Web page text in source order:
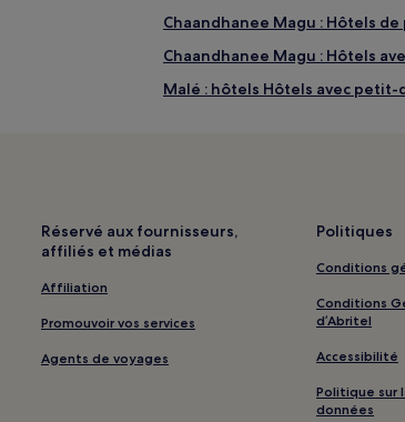
Chaandhanee Magu : Hôtels
Chaandhanee Magu : Hôtels
Malé : hôtels Hôtels avec
Réservé aux fournisseurs,
affiliés et médias
Affiliation
Promouvoir vos services
Agents de voyages
Politiques
Conditions
Conditions
d’Abritel
Accessibilité
Politique sur
données